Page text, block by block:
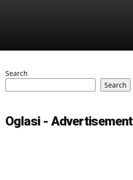
Search
Search
Oglasi - Advertisement